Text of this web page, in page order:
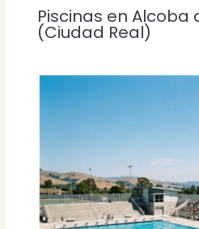
Piscinas en Alcoba
(Ciudad Real)